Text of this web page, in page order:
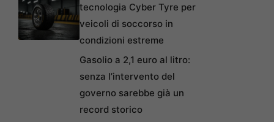
tecnologia Cyber Tyre per
veicoli di soccorso in
condizioni estreme
Gasolio a 2,1 euro al litro:
senza l’intervento del
governo sarebbe già un
record storico